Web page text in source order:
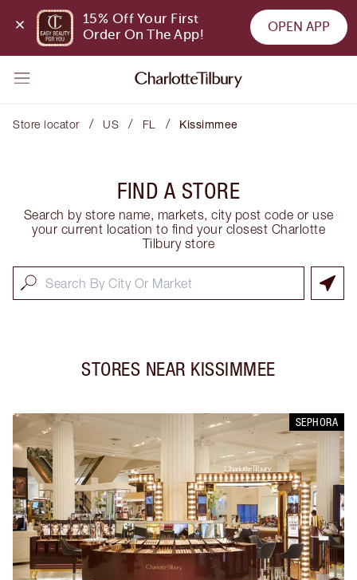
15% Off Your First
Order On The App!
OPEN APP
Store locator / US / FL / Kissimmee
FIND A STORE
Search by store name, markets, city post code or use
your current location to find your closest Charlotte
Tilbury store
STORES NEAR KISSIMMEE
SEPHORA